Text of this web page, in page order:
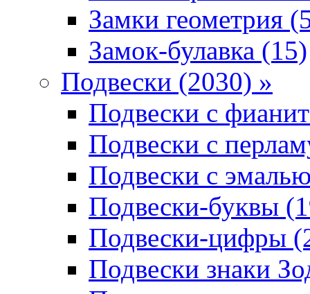
Замки геометрия
Замок-булавка (15)
Подвески (2030) »
Подвески с
Подвески с
Подвески с
Подвески-буквы
Подвески-цифры
Подвески знаки